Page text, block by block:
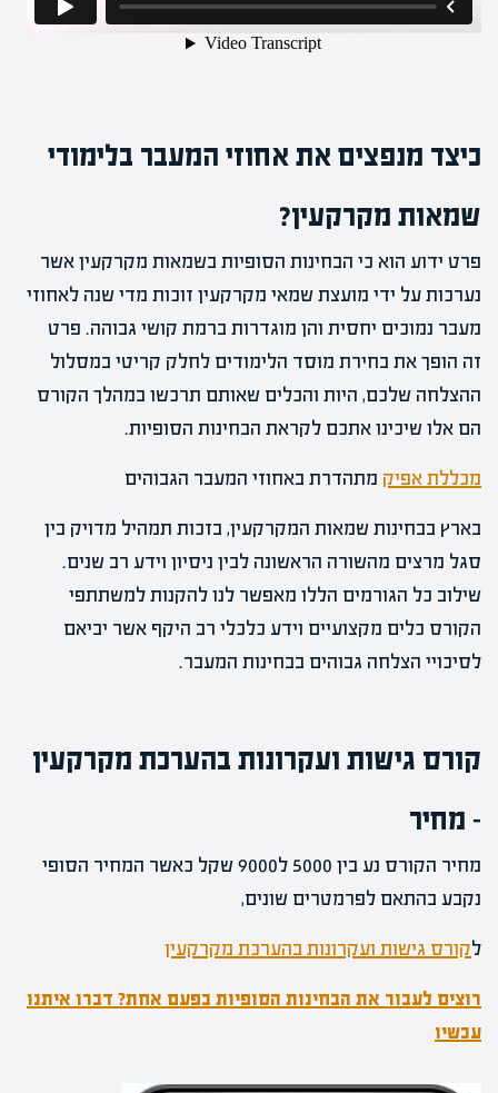
כיצד מנפצים את אחוזי המעבר בלימודי
שמאות מקרקעין?
פרט ידוע הוא כי הבחינות הסופיות בשמאות מקרקעין אשר
נערכות על ידי מועצת שמאי מקרקעין זוכות מדי שנה לאחוזי
מעבר נמוכים יחסית והן מוגדרות ברמת קושי גבוהה. פרט
זה הופך את בחירת מוסד הלימודים לחלק קריטי במסלול
ההצלחה שלכם, היות והכלים שאותם תרכשו במהלך הקורס
הם אלו שיכינו אתכם לקראת הבחינות הסופיות.
מכללת אפיק מתהדרת באחוזי המעבר הגבוהים
בארץ בבחינות שמאות המקרקעין, בזכות תמהיל מדויק בין
סגל מרצים מהשורה הראשונה לבין ניסיון וידע רב שנים.
שילוב כל הגורמים הללו מאפשר לנו להקנות למשתתפי
הקורס כלים מקצועיים וידע כלכלי רב היקף אשר יביאם
לסיכויי הצלחה גבוהים בבחינות המעבר.
קורס גישות ועקרונות בהערכת מקרקעין
– מחיר
מחיר הקורס נע בין 5000 ל9000 שקל כאשר המחיר הסופי
נקבע בהתאם לפרמטרים שונים,
לקורס גישות ועקרונות בהערכת מקרקעין
רוצים לעבור את הבחינות הסופיות בפעם אחת? דברו איתנו
עכשיו